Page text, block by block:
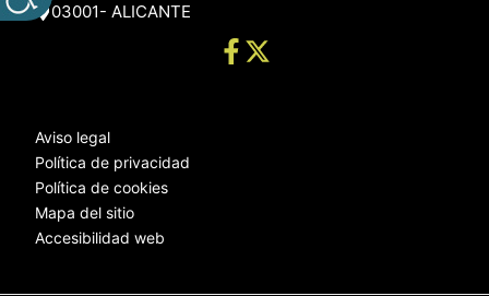
03001- ALICANTE
Aviso legal
Política de privacidad
Política de cookies
Mapa del sitio
Accesibilidad web